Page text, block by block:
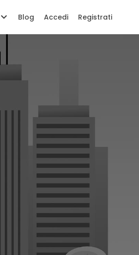
Blog Accedi Registrati